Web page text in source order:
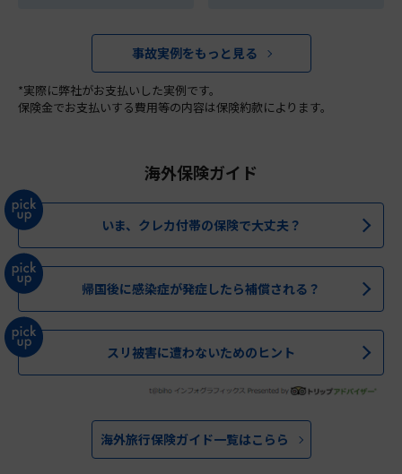
事故実例をもっと見る
*実際に弊社がお支払いした実例です。
保険金でお支払いする費用等の内容は保険約款によります。
海外保険ガイド
いま、クレカ付帯の保険で大丈夫？
帰国後に感染症が発症したら補償される？
スリ被害に遭わないためのヒント
海外旅行保険ガイド一覧はこらら